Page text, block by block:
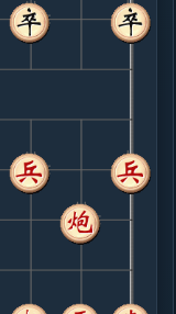
五
五